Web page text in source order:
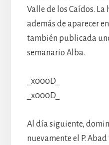
Valle de los Caídos. La
además de aparecer
también publicada
semanario Alba.
_x000D_
_x000D_
Al día siguiente,
nuevamente el P.